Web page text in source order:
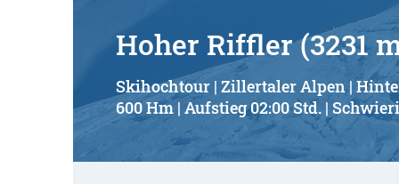
Hoher Riffler (3231
Skihochtour | Zillertaler Alpen |
600 Hm | Aufstieg 02:00 Std. |